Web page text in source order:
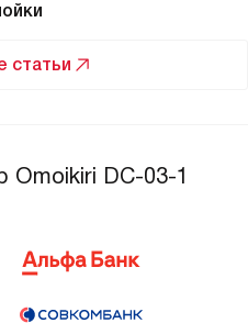
статьи
Omoikiri DC-03-1